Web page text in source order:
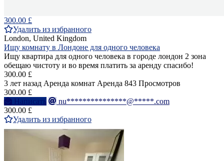
300.00 £
Удалить из избранного
London, United Kingdom
Ищу комнату в Лондоне для одного человека
Ищу квартира для одного человека в городе лондон 2 зона
обещаю чистоту и во время платить за аренду спасибо!
300.00 £
3 лет назад Аренда комнат Аренда 843 Просмотров
300.00 £
Написать
nu***************@*****.com
300.00 £
Удалить из избранного